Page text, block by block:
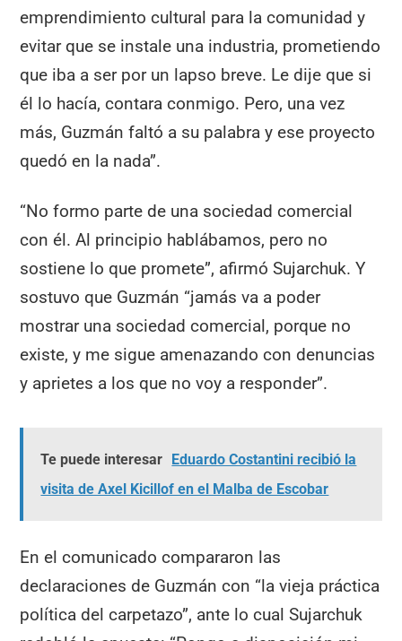
emprendimiento cultural para la comunidad y
evitar que se instale una industria, prometiendo
que iba a ser por un lapso breve. Le dije que si
él lo hacía, contara conmigo. Pero, una vez
más, Guzmán faltó a su palabra y ese proyecto
quedó en la nada”.
“No formo parte de una sociedad comercial
con él. Al principio hablábamos, pero no
sostiene lo que promete”, afirmó Sujarchuk. Y
sostuvo que Guzmán “jamás va a poder
mostrar una sociedad comercial, porque no
existe, y me sigue amenazando con denuncias
y aprietes a los que no voy a responder”.
Te puede interesar Eduardo Costantini recibió la
visita de Axel Kicillof en el Malba de Escobar
En el comunicado compararon las
declaraciones de Guzmán con “la vieja práctica
política del carpetazo”, ante lo cual Sujarchuk